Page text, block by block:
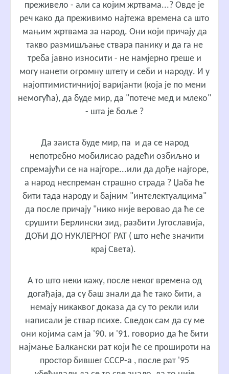
преживело - али са којим жртвама...? Овде је
реч како да преживимо најтежа времена са што
мањим жртвама за народ. Они који причају да
такво размишљање ствара панику и да га не
треба јавно износити - не намјерно греше и
могу нанети огромну штету и себи и народу. И у
најоптимистичнијој варијанти (која је по мени
немогућа), да буде мир, да "потече мед и млеко"
- шта је боље ?
Да заиста буде мир, па и да се народ
непотребно мобилисао радећи озбиљно и
спремајући се на најгоре...или да дође најгоре,
а народ неспреман страшно страда ? Џаба ће
бити тада народу и бајним "интелектуалцима"
да после причају "нико није веровао да ће се
срушити Берлински зид, разбити Југославија,
ДОЋИ ДО НУКЛЕРНОГ РАТ ( што неће значити
крај Света).
А то што неки кажу, после неког времена од
догађаја, да су баш знали да ће тако бити, а
немају никаквог доказа да су то рекли или
написали је ствар психе. Сведок сам да су ме
они којима сам ја '90. и '91. говорио да ће бити
најмање Балкански рат који ће се прошироти на
простор бившег СССР-а , после рат '95